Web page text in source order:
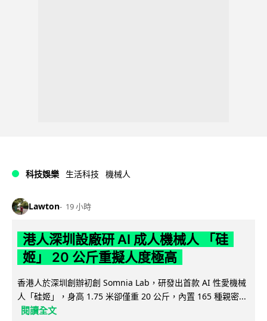
科技娛樂 生活科技 機械人
Lawton 19 小時
港人深圳設廠研 AI 成人機械人 「硅
姬」 20 公斤重擬人度極高
香港人於深圳創辦初創 Somnia Lab，研發出首款 AI 性愛機械
人「硅姬」，身高 1.75 米卻僅重 20 公斤，內置 165 種親密...
閱讀全文